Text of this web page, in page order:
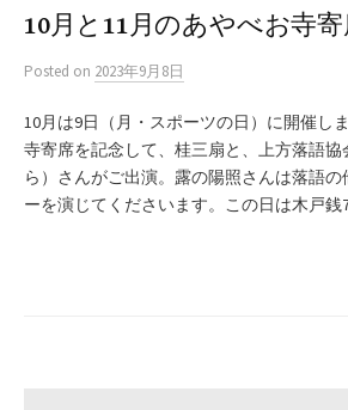
10月と11月のあやべお寺寄
Posted on 2023年9月8日
10月は9日（月・スポーツの日）に開催し
寺寄席を記念して、桂三扇と、上方落語協
ら）さんがご出演。露の陽照さんは落語の
ーを演じてくださいます。この日は木戸銭